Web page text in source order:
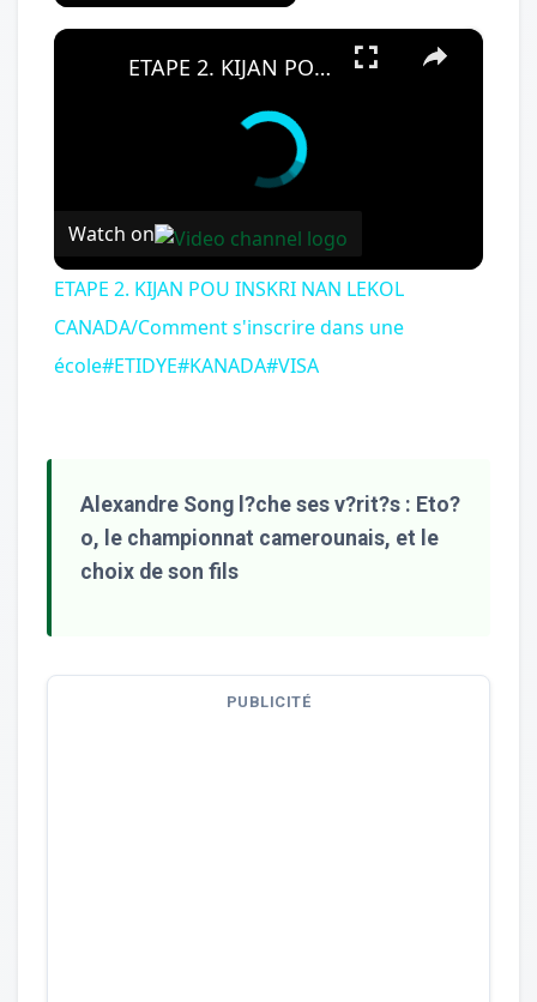
×
ETAPE 2. KIJAN POU INSKRI NAN LEKOL CANADA/Comment s'inscrire dans une école#ETIDYE#KANADA#VISA
Watch on
ETAPE 2. KIJAN POU INSKRI NAN LEKOL
CANADA/Comment s'inscrire dans une
école#ETIDYE#KANADA#VISA
Alexandre Song l?che ses v?rit?s : Eto?
o, le championnat camerounais, et le
choix de son fils
PUBLICITÉ